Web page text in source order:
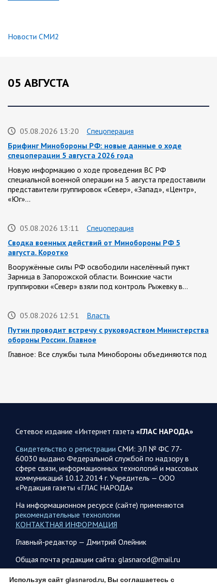
Новости СМИ2
05 АВГУСТА
05.08.2026 13:20
Спецоперация
Брифинг Минобороны РФ: новые данные о ходе
спецоперации 5 августа 2026 года
Новую информацию о ходе проведения ВС РФ
специальной военной операции на 5 августа предоставили
представители группировок «Север», «Запад», «Центр»,
«Юг»…
05.08.2026 13:11
Спецоперация
Сводка военных действий от Минобороны РФ 5
августа. Коротко
Вооружённые силы РФ освободили населённый пункт
Зарница в Запорожской области. Воинские части
группировки «Север» взяли под контроль Рыжевку в…
05.08.2026 12:51
Власть
Путин проводит встречу с руководством Министерства
обороны России. Главное
Главное: Все службы тыла Минобороны объединяются под
В ночь на 5 августа ВС РФ нанесли комбинированные
удары по военным объектам в 7 областях Украины
Олег Царев сообщает: Мониторинг противника насчитал
115 БПЛА, запущенных с территории России, из которых
якобы «сбиты/подавлены» – 98. При этом…
Фронтовая сводка Олега Царева на утро 5 августа
2026 года
475 украинских БПЛА ночью сбито ПВО над 17 субъектами
РФ: Беспилотники сбивали над территориями
Белгородской, Брянской, Воронежской, Калужской, Курской,
Липецкой,…
Сетевое издание «Интернет газета «ГЛАС НАРОДА»
Свидетельство о регистрации СМИ: ЭЛ № ФС 77-
60030 выдано Федеральной службой по надзору в
сфере связи, информационных технологий и массовых
коммуникаций 10.12.2014 г. Учредитель — ООО
«Редакция газеты «ГЛАС НАРОДА»
На информационном ресурсе (сайте) применяются
рекомендательные технологии
КОНТАКТНАЯ ИНФОРМАЦИЯ
Главный-редактор — Дмитрий Олейник
Общая почта редакции сайта: glasnarod@mail.ru
ПОДПИСКА
Используя сайт glasnarod.ru, Вы соглашаетесь с